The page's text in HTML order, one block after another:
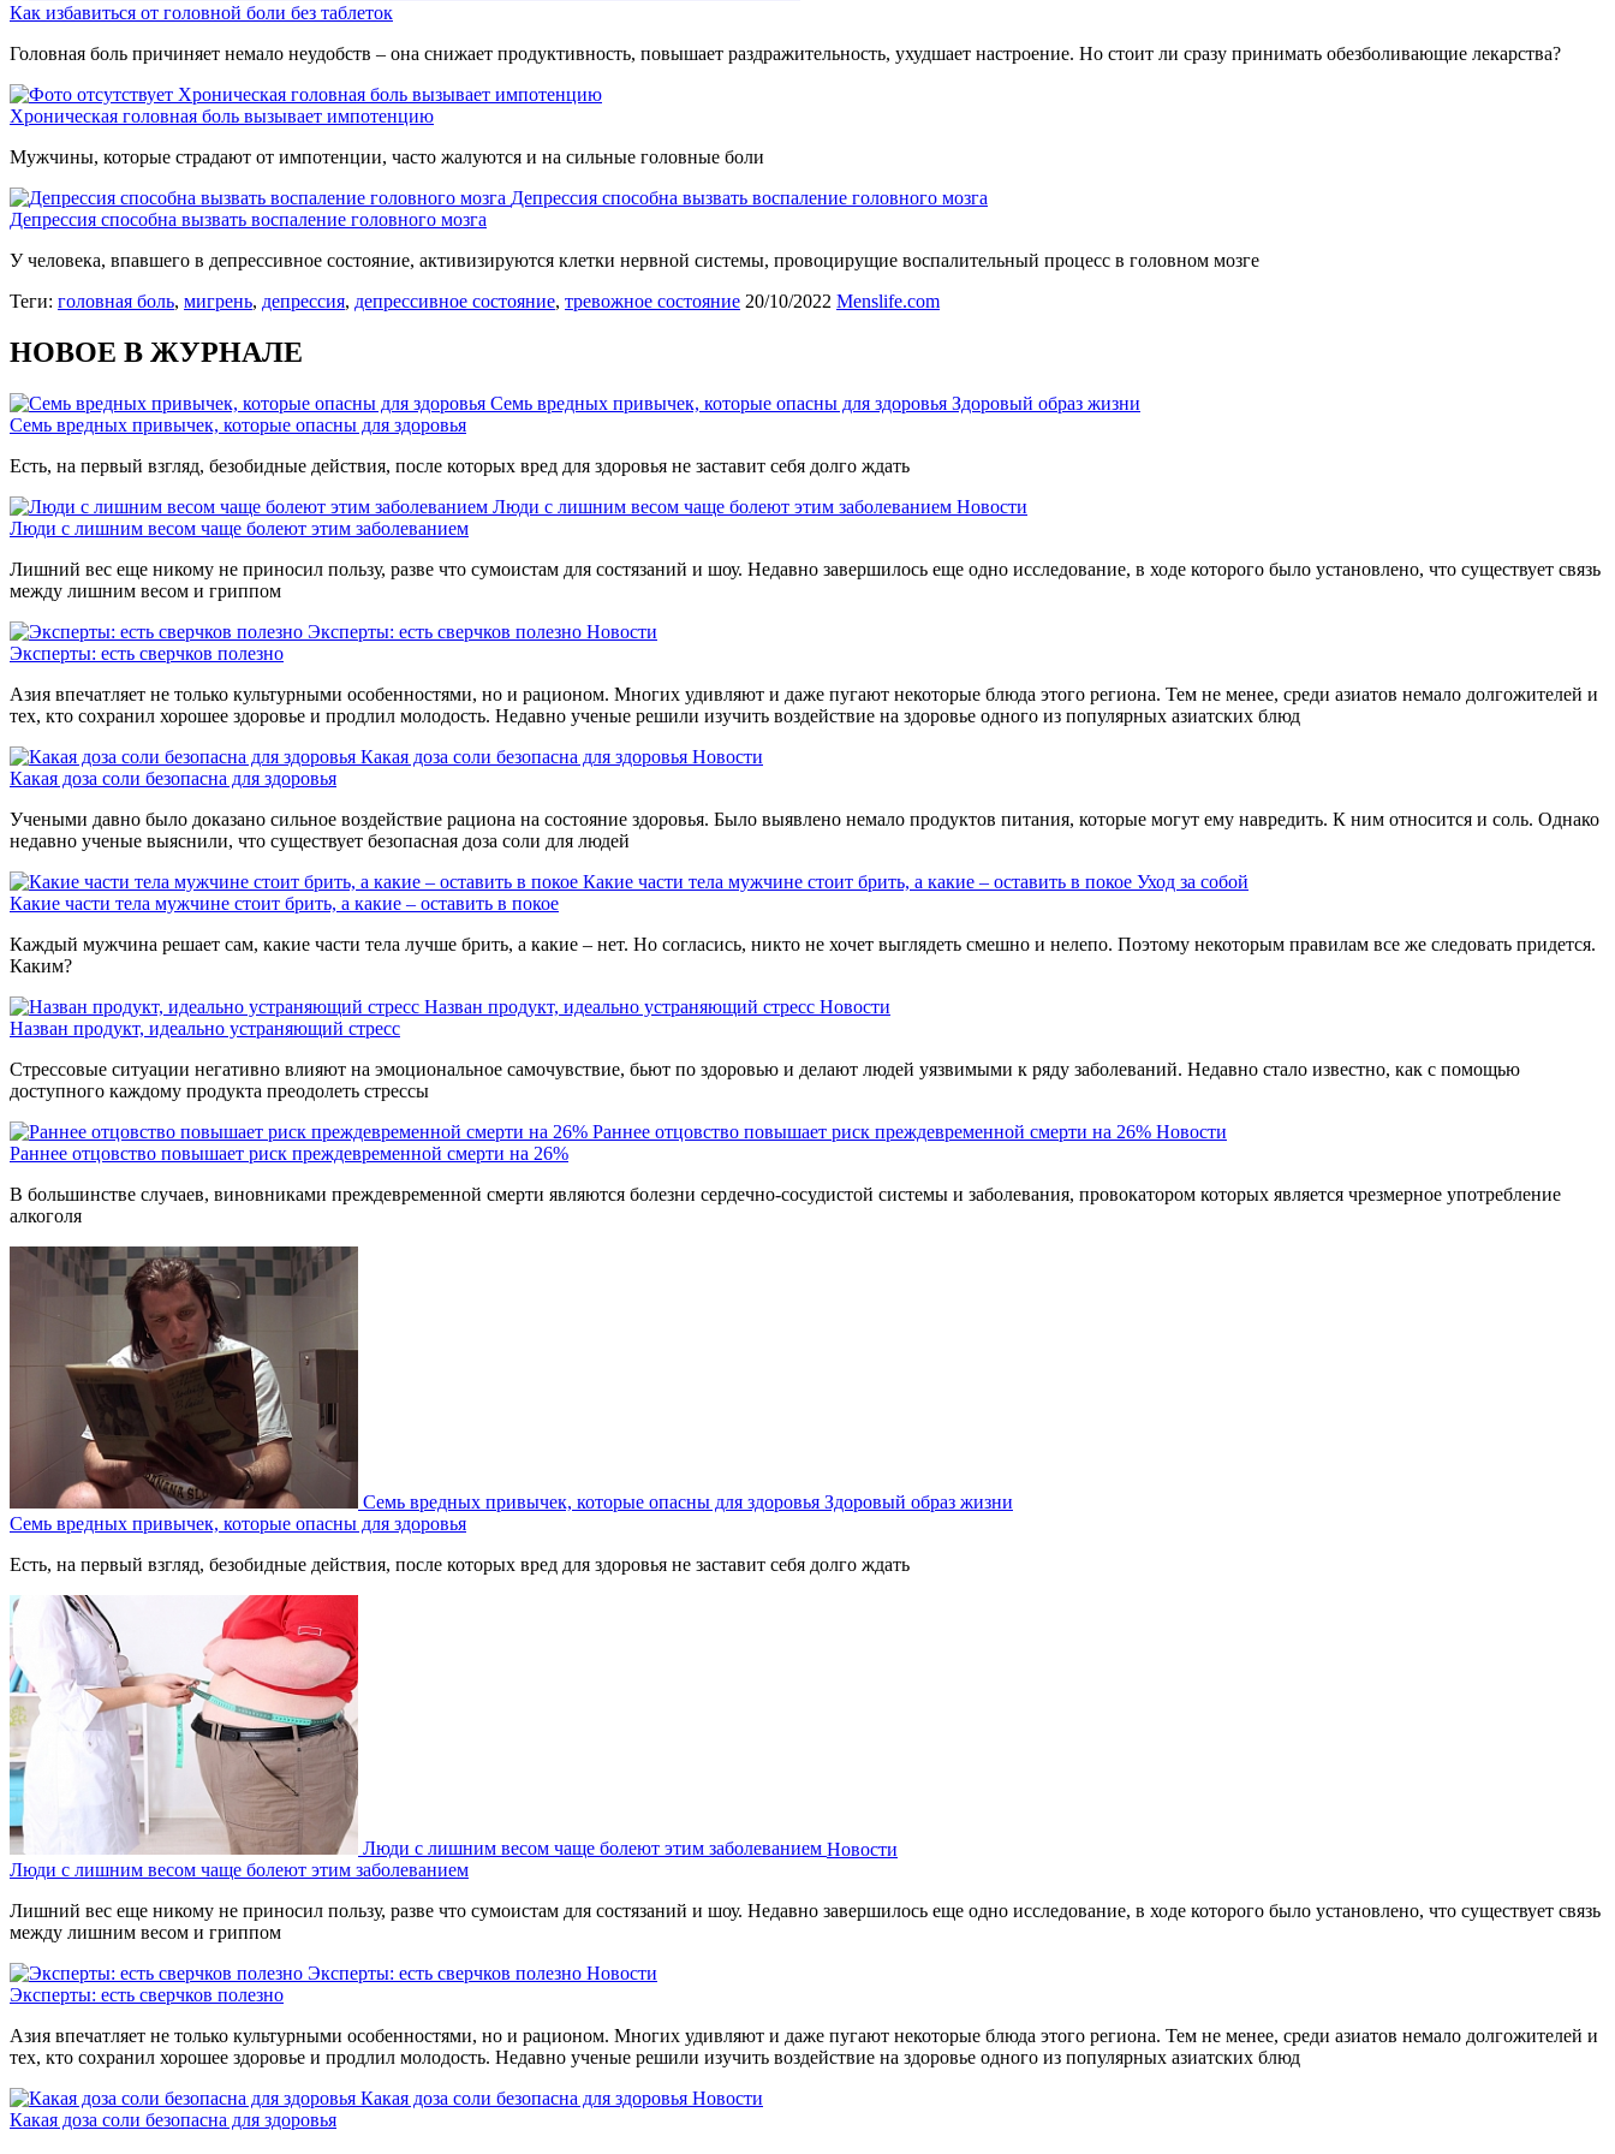
Как избавиться от головной боли без таблеток
Головная боль причиняет немало неудобств – она снижает продуктивность, повышает раздражительность, ухудшает настроение. Но стоит ли сразу принимать обезболивающие лекарства?
Хроническая головная боль вызывает импотенцию
Хроническая головная боль вызывает импотенцию
Мужчины, которые страдают от импотенции, часто жалуются и на сильные головные боли
Депрессия способна вызвать воспаление головного мозга
Депрессия способна вызвать воспаление головного мозга
У человека, впавшего в депрессивное состояние, активизируются клетки нервной системы, провоцирущие воспалительный процесс в головном мозге
Теги: головная боль, мигрень, депрессия, депрессивное состояние, тревожное состояние 20/10/2022 Menslife.com
НОВОЕ В ЖУРНАЛЕ
Семь вредных привычек, которые опасны для здоровья Здоровый образ жизни
Семь вредных привычек, которые опасны для здоровья
Есть, на первый взгляд, безобидные действия, после которых вред для здоровья не заставит себя долго ждать
Люди с лишним весом чаще болеют этим заболеванием Новости
Люди с лишним весом чаще болеют этим заболеванием
Лишний вес еще никому не приносил пользу, разве что сумоистам для состязаний и шоу. Недавно завершилось еще одно исследование, в ходе которого было установлено, что существует связь
между лишним весом и гриппом
Эксперты: есть сверчков полезно Новости
Эксперты: есть сверчков полезно
Азия впечатляет не только культурными особенностями, но и рационом. Многих удивляют и даже пугают некоторые блюда этого региона. Тем не менее, среди азиатов немало долгожителей и
тех, кто сохранил хорошее здоровье и продлил молодость. Недавно ученые решили изучить воздействие на здоровье одного из популярных азиатских блюд
Какая доза соли безопасна для здоровья Новости
Какая доза соли безопасна для здоровья
Учеными давно было доказано сильное воздействие рациона на состояние здоровья. Было выявлено немало продуктов питания, которые могут ему навредить. К ним относится и соль. Однако
недавно ученые выяснили, что существует безопасная доза соли для людей
Какие части тела мужчине стоит брить, а какие – оставить в покое Уход за собой
Какие части тела мужчине стоит брить, а какие – оставить в покое
Каждый мужчина решает сам, какие части тела лучше брить, а какие – нет. Но согласись, никто не хочет выглядеть смешно и нелепо. Поэтому некоторым правилам все же следовать придется.
Каким?
Назван продукт, идеально устраняющий стресс Новости
Назван продукт, идеально устраняющий стресс
Стрессовые ситуации негативно влияют на эмоциональное самочувствие, бьют по здоровью и делают людей уязвимыми к ряду заболеваний. Недавно стало известно, как с помощью
доступного каждому продукта преодолеть стрессы
Раннее отцовство повышает риск преждевременной смерти на 26% Новости
Раннее отцовство повышает риск преждевременной смерти на 26%
В большинстве случаев, виновниками преждевременной смерти являются болезни сердечно-сосудистой системы и заболевания, провокатором которых является чрезмерное употребление
алкоголя
Семь вредных привычек, которые опасны для здоровья Здоровый образ жизни
Семь вредных привычек, которые опасны для здоровья
Есть, на первый взгляд, безобидные действия, после которых вред для здоровья не заставит себя долго ждать
Люди с лишним весом чаще болеют этим заболеванием Новости
Люди с лишним весом чаще болеют этим заболеванием
Лишний вес еще никому не приносил пользу, разве что сумоистам для состязаний и шоу. Недавно завершилось еще одно исследование, в ходе которого было установлено, что существует связь
между лишним весом и гриппом
Эксперты: есть сверчков полезно Новости
Эксперты: есть сверчков полезно
Азия впечатляет не только культурными особенностями, но и рационом. Многих удивляют и даже пугают некоторые блюда этого региона. Тем не менее, среди азиатов немало долгожителей и
тех, кто сохранил хорошее здоровье и продлил молодость. Недавно ученые решили изучить воздействие на здоровье одного из популярных азиатских блюд
Какая доза соли безопасна для здоровья Новости
Какая доза соли безопасна для здоровья